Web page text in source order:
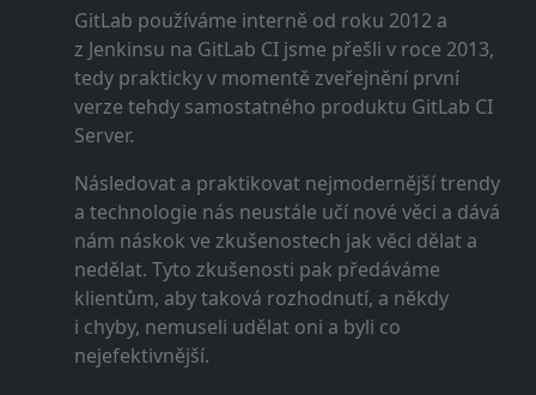
GitLab používáme interně od roku 2012 a
z Jenkinsu na GitLab CI jsme přešli v roce 2013,
tedy prakticky v momentě zveřejnění první
verze tehdy samostatného produktu GitLab CI
Server.
Následovat a praktikovat nejmodernější trendy
a technologie nás neustále učí nové věci a dává
nám náskok ve zkušenostech jak věci dělat a
nedělat. Tyto zkušenosti pak předáváme
klientům, aby taková rozhodnutí, a někdy
i chyby, nemuseli udělat oni a byli co
nejefektivnější.